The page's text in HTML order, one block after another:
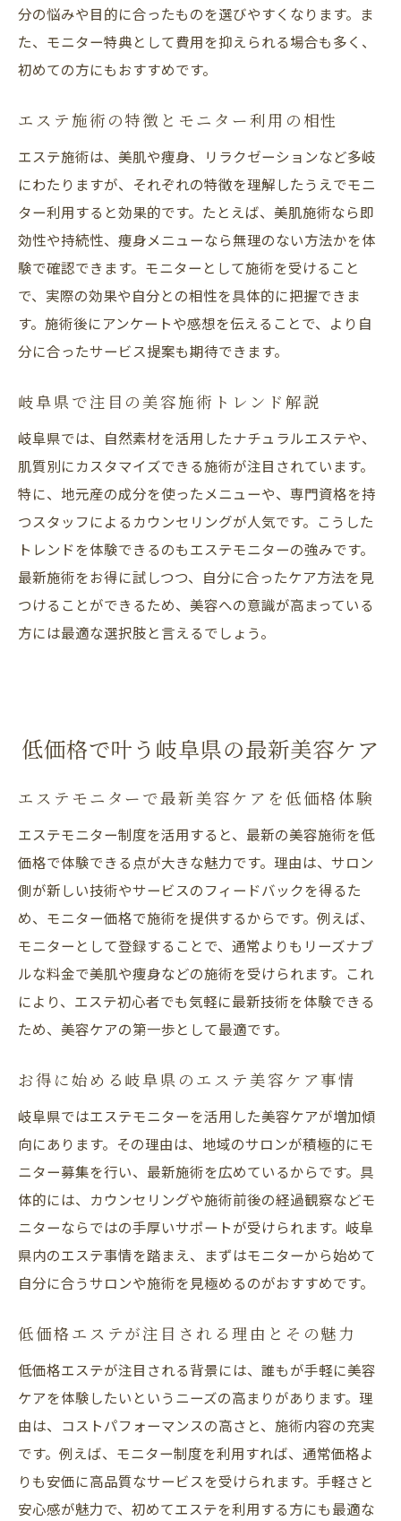
分の悩みや目的に合ったものを選びやすくなります。ま
た、モニター特典として費用を抑えられる場合も多く、
初めての方にもおすすめです。
エステ施術の特徴とモニター利用の相性
エステ施術は、美肌や痩身、リラクゼーションなど多岐
にわたりますが、それぞれの特徴を理解したうえでモニ
ター利用すると効果的です。たとえば、美肌施術なら即
効性や持続性、痩身メニューなら無理のない方法かを体
験で確認できます。モニターとして施術を受けること
で、実際の効果や自分との相性を具体的に把握できま
す。施術後にアンケートや感想を伝えることで、より自
分に合ったサービス提案も期待できます。
岐阜県で注目の美容施術トレンド解説
岐阜県では、自然素材を活用したナチュラルエステや、
肌質別にカスタマイズできる施術が注目されています。
特に、地元産の成分を使ったメニューや、専門資格を持
つスタッフによるカウンセリングが人気です。こうした
トレンドを体験できるのもエステモニターの強みです。
最新施術をお得に試しつつ、自分に合ったケア方法を見
つけることができるため、美容への意識が高まっている
方には最適な選択肢と言えるでしょう。
低価格で叶う岐阜県の最新美容ケア
エステモニターで最新美容ケアを低価格体験
エステモニター制度を活用すると、最新の美容施術を低
価格で体験できる点が大きな魅力です。理由は、サロン
側が新しい技術やサービスのフィードバックを得るた
め、モニター価格で施術を提供するからです。例えば、
モニターとして登録することで、通常よりもリーズナブ
ルな料金で美肌や痩身などの施術を受けられます。これ
により、エステ初心者でも気軽に最新技術を体験できる
ため、美容ケアの第一歩として最適です。
お得に始める岐阜県のエステ美容ケア事情
岐阜県ではエステモニターを活用した美容ケアが増加傾
向にあります。その理由は、地域のサロンが積極的にモ
ニター募集を行い、最新施術を広めているからです。具
体的には、カウンセリングや施術前後の経過観察などモ
ニターならではの手厚いサポートが受けられます。岐阜
県内のエステ事情を踏まえ、まずはモニターから始めて
自分に合うサロンや施術を見極めるのがおすすめです。
低価格エステが注目される理由とその魅力
低価格エステが注目される背景には、誰もが手軽に美容
ケアを体験したいというニーズの高まりがあります。理
由は、コストパフォーマンスの高さと、施術内容の充実
です。例えば、モニター制度を利用すれば、通常価格よ
りも安価に高品質なサービスを受けられます。手軽さと
安心感が魅力で、初めてエステを利用する方にも最適な